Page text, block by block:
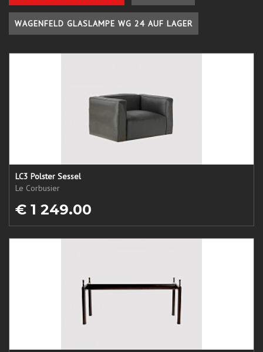
WAGENFELD GLASLAMPE WG 24 AUF LAGER
LC3 Polster Sessel
Le Corbusier
€ 1 249.00